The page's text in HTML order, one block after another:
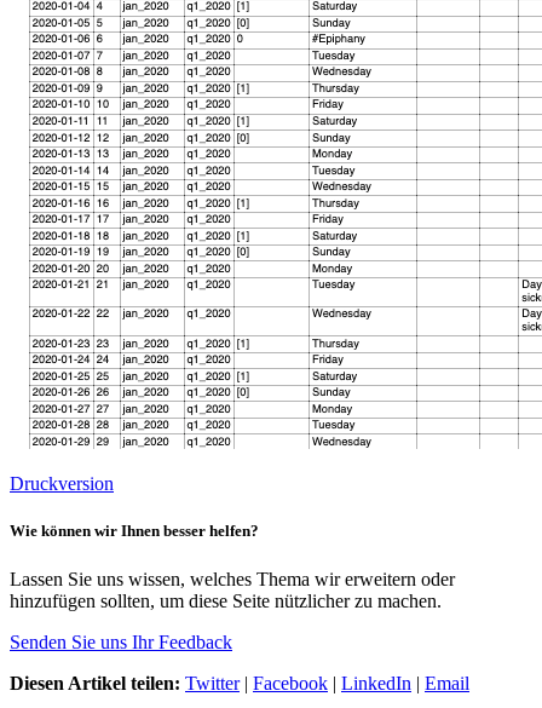
Druckversion
Wie können wir Ihnen besser helfen?
Lassen Sie uns wissen, welches Thema wir erweitern oder
hinzufügen sollten, um diese Seite nützlicher zu machen.
Senden Sie uns Ihr Feedback
Diesen Artikel teilen: Twitter| Facebook | LinkedIn | Email